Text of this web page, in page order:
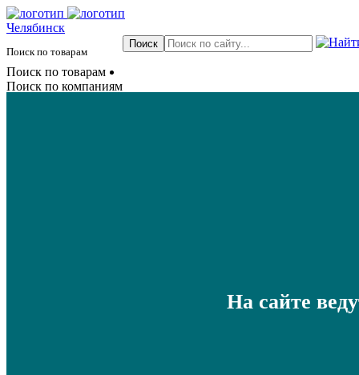
Челябинск
Поиск по товарам
Поиск по товарам
Поиск по компаниям
На сайте